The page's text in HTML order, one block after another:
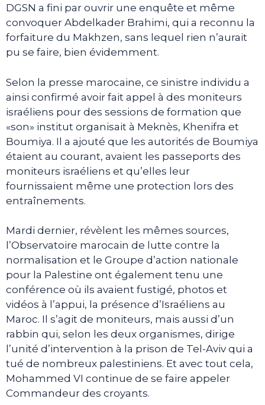
DGSN a fini par ouvrir une enquête et même
convoquer Abdelkader Brahimi, qui a reconnu la
forfaiture du Makhzen, sans lequel rien n’aurait
pu se faire, bien évidemment.
Selon la presse marocaine, ce sinistre individu a
ainsi confirmé avoir fait appel à des moniteurs
israéliens pour des sessions de formation que
«son» institut organisait à Meknès, Khenifra et
Boumiya. Il a ajouté que les autorités de Boumiya
étaient au courant, avaient les passeports des
moniteurs israéliens et qu’elles leur
fournissaient même une protection lors des
entraînements.
Mardi dernier, révèlent les mêmes sources,
l’Observatoire marocain de lutte contre la
normalisation et le Groupe d’action nationale
pour la Palestine ont également tenu une
conférence où ils avaient fustigé, photos et
vidéos à l’appui, la présence d’Israéliens au
Maroc. Il s’agit de moniteurs, mais aussi d’un
rabbin qui, selon les deux organismes, dirige
l’unité d’intervention à la prison de Tel-Aviv qui a
tué de nombreux palestiniens. Et avec tout cela,
Mohammed VI continue de se faire appeler
Commandeur des croyants.